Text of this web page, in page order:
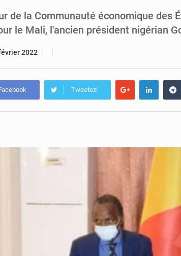
de la Communauté économique des
le Mali, l'ancien président nigérian
2022
Tweetez!